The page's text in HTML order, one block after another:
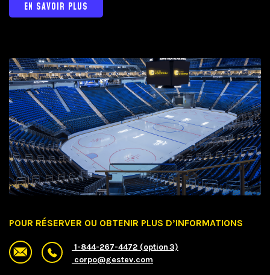
EN SAVOIR PLUS
POUR RÉSERVER OU OBTENIR PLUS D’INFORMATIONS
1-844-267-4472 (option 3)
corpo@gestev.com